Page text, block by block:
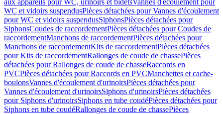
aux appareils pour WC, urinoirs et bidetsVannes d'écoulement pour
WC et vidoirs suspendusPièces détachées pour Vannes d'écoulement
pour WC et vidoirs suspendusSiphonsPièces détachées pour
SiphonsCoudes de raccordementPièces détachées pour Coudes de
raccordementManchons de raccordementPièces détachées pour
Manchons de raccordementKits de raccordementPièces détachées
pour Kits de raccordementRallonges de coude de chassePièces
détachées pour Rallonges de coude de chasseRaccords en
PVCPièces détachées pour Raccords en PVCManchettes et cache-
boulonsVannes d'écoulement d'urinoirsPièces détachées pour
Vannes d'écoulement d'urinoirsSiphons d'urinoirsPièces détachées
pour Siphons d'urinoirsSiphons en tube coudéPièces détachées pour
Siphons en tube coudéRallonges de coude de chassePièces